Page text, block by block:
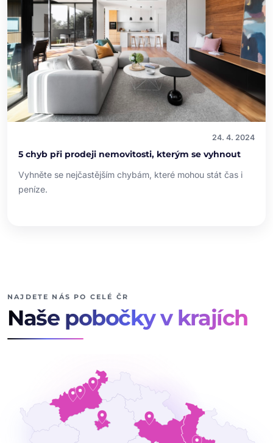
24. 4. 2024
5 chyb při prodeji nemovitosti, kterým se vyhnout
Vyhněte se nejčastějším chybám, které mohou stát čas i
peníze.
NAJDETE NÁS PO CELÉ ČR
Naše pobočky v krajích